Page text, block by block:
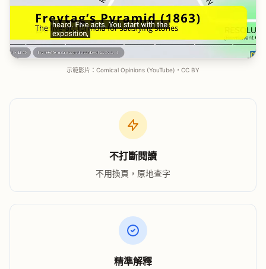
示範影片：Comical Opinions (YouTube)，CC BY
不打斷閱讀
不用換頁，原地查字
精準解釋